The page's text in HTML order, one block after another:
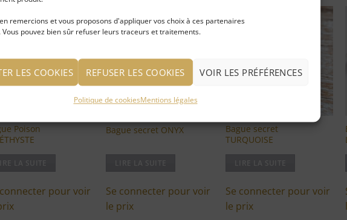
remercions et vous proposons d'appliquer vos choix à ces partenaires
Vous pouvez bien sûr refuser leurs traceurs et traitements.
LES COOKIES REFUSER LES COOKIES VOIR LES PRÉFÉRENCES
Politique de cookiesMentions légales
d'envies
Poison
pour voir
d'envies
Bague secret ONYX
Se connecter pour voir
le prix
Bague secret
TURQUOISE
Se connecter pour voir
le prix